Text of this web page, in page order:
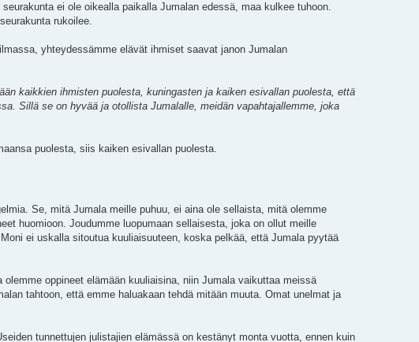
ei ole oikealla paikalla Jumalan edessä, maa kulkee tuhoon.
rukoilee.
yhteydessämme elävät ihmiset saavat janon Jumalan
kaikkien ihmisten puolesta, kuningasten ja kaiken esivallan puolesta, että
Sillä se on hyvää ja otollista Jumalalle, meidän vapahtajallemme, joka
puolesta, siis kaiken esivallan puolesta.
Se, mitä Jumala meille puhuu, ei aina ole sellaista, mitä olemme
huomioon. Joudumme luopumaan sellaisesta, joka on ollut meille
ei uskalla sitoutua kuuliaisuuteen, koska pelkää, että Jumala pyytää
oppineet elämään kuuliaisina, niin Jumala vaikuttaa meissä
tahtoon, että emme haluakaan tehdä mitään muuta. Omat unelmat ja
tunnettujen julistajien elämässä on kestänyt monta vuotta, ennen kuin